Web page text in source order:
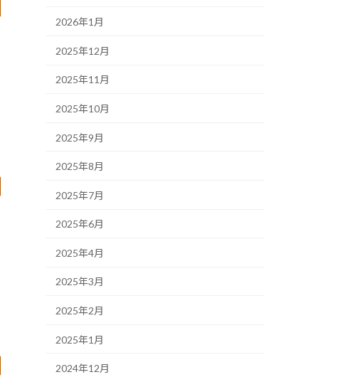
2026年1月
2025年12月
2025年11月
2025年10月
2025年9月
2025年8月
2025年7月
2025年6月
2025年4月
2025年3月
2025年2月
2025年1月
2024年12月